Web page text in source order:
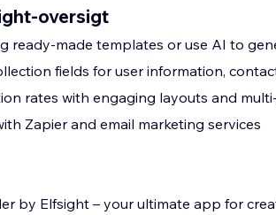
oversigt
ready-made templates or use AI to
fields for user information,
rates with engaging layouts and
Zapier and email marketing services
by Elfsight – your ultimate app for